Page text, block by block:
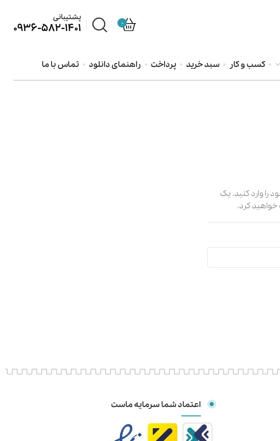
0
پشتیبانی
0936-582-1401
کسب و کار سبد خرید پرداخت راهنمای دانلود تماس با ما
را وارد کنید. یک
خواهید کرد.
اعتماد شما سرمایه ماست